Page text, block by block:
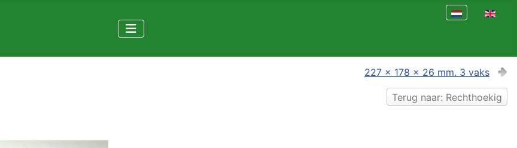
Selecteer de taal
227 x 178 x 26 mm. 3 vaks
Terug naar: Rechthoekig